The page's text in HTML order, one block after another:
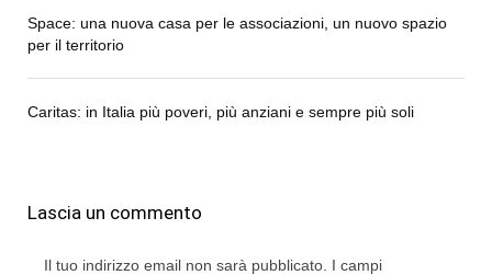
Space: una nuova casa per le associazioni, un nuovo spazio
per il territorio
Caritas: in Italia più poveri, più anziani e sempre più soli
Lascia un commento
Il tuo indirizzo email non sarà pubblicato. I campi